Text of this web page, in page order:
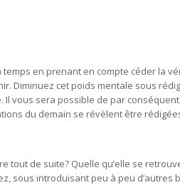
en prenant en compte céder la
Diminuez cet poids mentale sous
vous sera possible de par
du demain se révèlent être
tout de suite? Quelle qu’elle se
sous introduisant peu à peu d’autres